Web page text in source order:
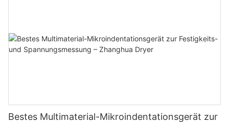
Bestes Multimaterial-Mikroindentationsgerät zur